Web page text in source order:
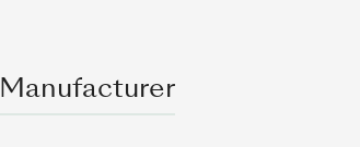
Manufacturer